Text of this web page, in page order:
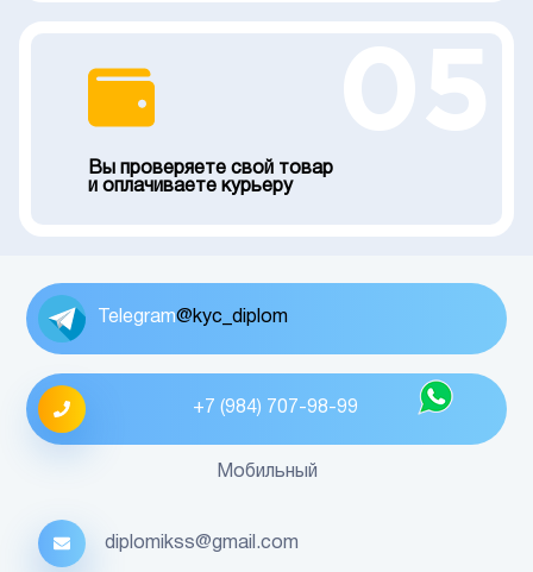
Вы проверяете свой товар
и оплачиваете курьеру
Telegram@kyc_diplom
+7 (984) 707-98-99
Мобильный
diplomikss@gmail.com